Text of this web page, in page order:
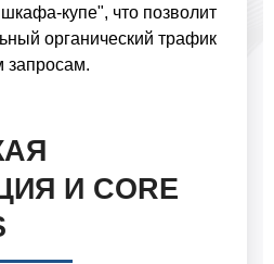
купе", что позволит
органический трафик
запросам.
И CORE